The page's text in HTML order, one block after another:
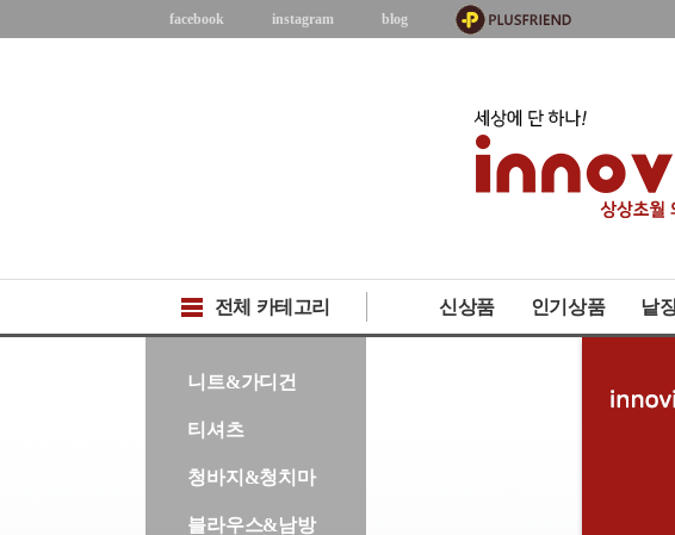
facebook instagram blog
전체 카테고리 신상품 인기상품 낱
니트&가디건
티셔츠
청바지&청치마
블라우스&남방